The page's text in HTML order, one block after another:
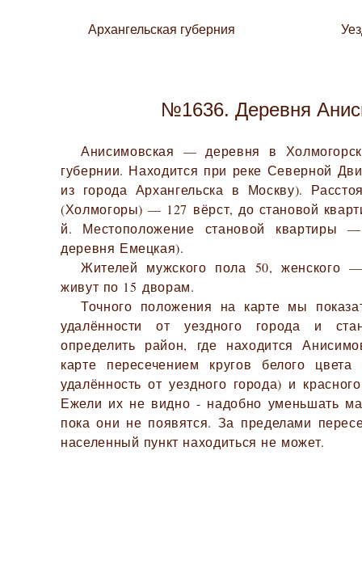
Архангельская губерния
№1636. Деревня
Анисимовская — деревня в
губернии. Находится при реке Северной
из города Архангельска в Москву).
(Холмогоры) — 127 вёрст, до становой
й. Местоположение становой квартиры
деревня Емецкая).
Жителей мужского пола 50, женского
живут по 15 дворам.
Точного положения на карте мы
удалённости от уездного города и
определить район, где находится
карте пересечением кругов белого
удалённость от уездного города) и
Ежели их не видно - надобно уменьшать
пока они не появятся. За пределами
населенный пункт находиться не может.